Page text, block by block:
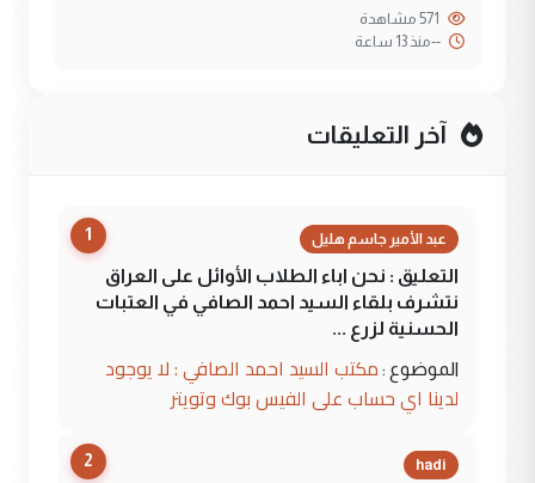
--منذ 13 ساعة
آخر التعليقات
1 عبد الأمير جاسم هليل
التعليق : نحن اباء الطلاب الأوائل على العراق
نتشرف بلقاء السيد احمد الصافي في العتبات
الحسنية لزرع ...
الموضوع : مكتب السيد احمد الصافي : لا يوجود
لدينا اي حساب على الفيس بوك وتويتر
2 hadi